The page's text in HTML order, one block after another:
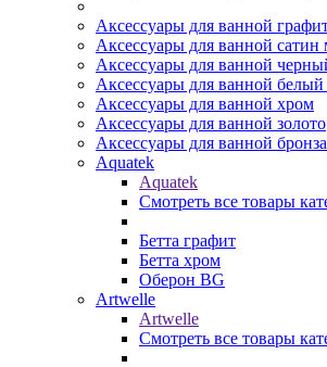
Аксессуары для ванной
Аксессуары для ванной сатин
Аксессуары для ванной
Аксессуары для ванной белый
Аксессуары для ванной хром
Аксессуары для ванной золото
Аксессуары для ванной бронза
Aquatek
Aquatek
Смотреть все товары
Бетта графит
Бетта хром
Оберон BG
Artwelle
Artwelle
Смотреть все товары